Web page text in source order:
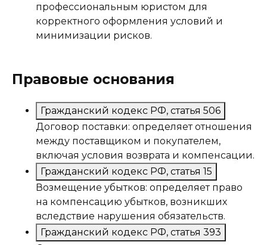
профессиональным юристом для
корректного оформления условий и
минимизации рисков.
Правовые основания
Гражданский кодекс РФ, статья 506
Договор поставки: определяет отношения
между поставщиком и покупателем,
включая условия возврата и компенсации.
Гражданский кодекс РФ, статья 15
Возмещение убытков: определяет право
на компенсацию убытков, возникших
вследствие нарушения обязательств.
Гражданский кодекс РФ, статья 393